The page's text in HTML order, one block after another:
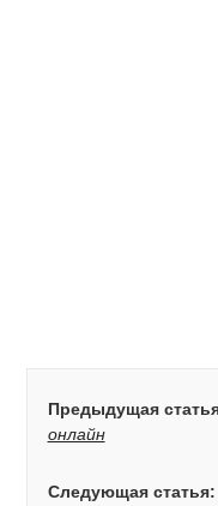
Предыдущая
онлайн
Следующая статья: